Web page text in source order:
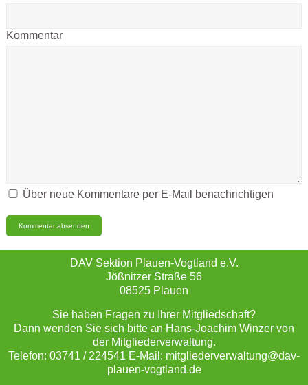
Kommentar
Über neue Kommentare per E-Mail benachrichtigen
DAV Sektion Plauen-Vogtland e.V.
Jößnitzer Straße 56
08525 Plauen
Sie haben Fragen zu Ihrer Mitgliedschaft?
Dann wenden Sie sich bitte an Hans-Joachim Winzer von
der Mitgliederverwaltung.
Telefon: 03741 / 224541 E-Mail: mitgliederverwaltung@dav-
plauen-vogtland.de